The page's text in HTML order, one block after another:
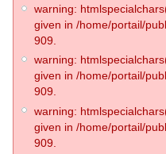
warning:
given in /home/portail/
909.
warning:
given in /home/portail/
909.
warning:
given in /home/portail/
909.